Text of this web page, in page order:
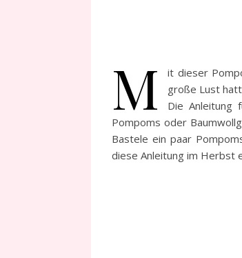
M
it dieser
große Lust
Die Anleitung
Pompoms oder
Bastele ein paar
diese Anleitung im Herbst